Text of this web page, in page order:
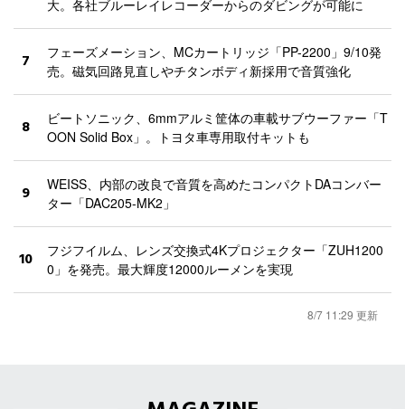
大。各社ブルーレイレコーダーからのダビングが可能に
7
フェーズメーション、MCカートリッジ「PP-2200」9/10発
売。磁気回路見直しやチタンボディ新採用で音質強化
8
ビートソニック、6mmアルミ筐体の車載サブウーファー「T
OON Solid Box」。トヨタ車専用取付キットも
9
WEISS、内部の改良で音質を高めたコンパクトDAコンバー
ター「DAC205-MK2」
10
フジフイルム、レンズ交換式4Kプロジェクター「ZUH1200
0」を発売。最大輝度12000ルーメンを実現
8/7 11:29 更新